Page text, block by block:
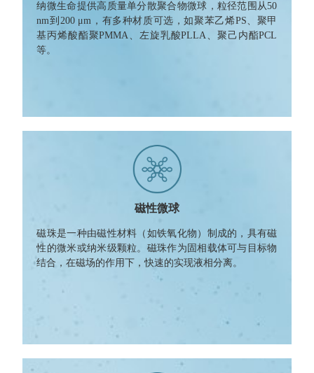
纳微生命提供高质量单分散聚合物微球，粒径范围从50
nm到200 μm，有多种材质可选，如聚苯乙烯PS、聚甲
基丙烯酸酯聚PMMA、左旋乳酸PLLA、聚己内酯PCL
等。
磁性微球
磁珠是一种由磁性材料（如铁氧化物）制成的，具有磁
性的微米或纳米级颗粒。磁珠作为固相载体可与目标物
结合，在磁场的作用下，快速的实现液相分离。